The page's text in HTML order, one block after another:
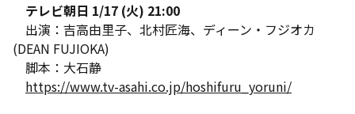
テレビ朝日 1/17 (火) 21:00
出演：吉高由里子、北村匠海、ディーン・フジオカ
(DEAN FUJIOKA)
脚本：大石静
https://www.tv-asahi.co.jp/hoshifuru_yoruni/